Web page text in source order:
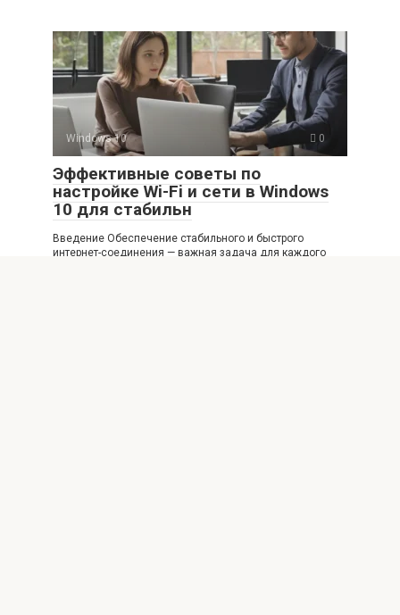
Windows 10 0
Эффективные советы по
настройке Wi-Fi и сети в Windows
10 для стабильн
Введение Обеспечение стабильного и быстрого
интернет-соединения — важная задача для каждого